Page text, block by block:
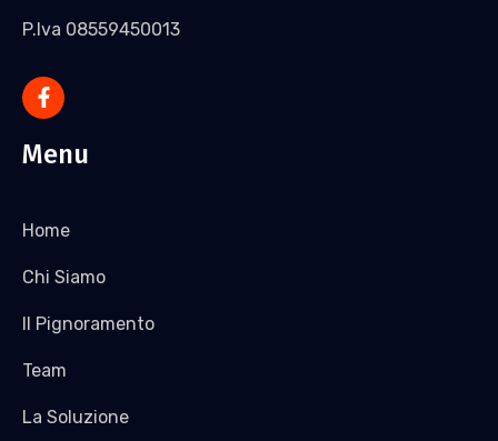
P.Iva 08559450013
Menu
Home
Chi Siamo
Il Pignoramento
Team
La Soluzione